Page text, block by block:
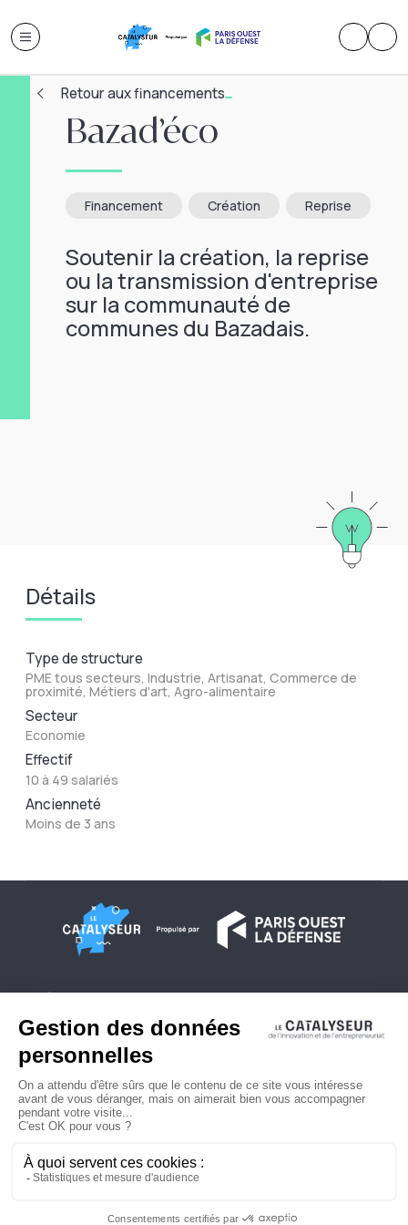
Retour aux financements
Bazad’éco
Financement Création Reprise
Soutenir la création, la reprise
ou la transmission d'entreprise
sur la communauté de
communes du Bazadais.
Détails
Type de structure
PME tous secteurs, Industrie, Artisanat, Commerce de
proximité, Métiers d'art, Agro-alimentaire
Secteur
Economie
Effectif
10 à 49 salariés
Ancienneté
Moins de 3 ans
Conditions générales d'utilisation
Contactez-nous
Politique de confidentialité
Plan du site
© 2026 Copyright - Le Catalyseur